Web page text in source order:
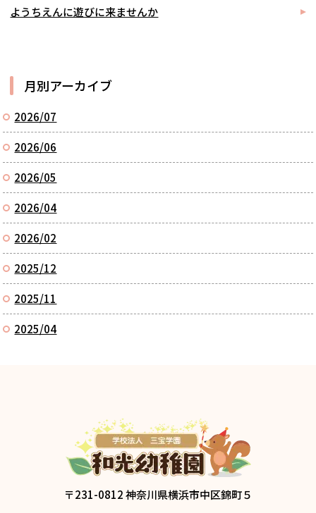
ようちえんに遊びに来ませんか
月別アーカイブ
2026/07
2026/06
2026/05
2026/04
2026/02
2025/12
2025/11
2025/04
〒231-0812 神奈川県横浜市中区錦町５